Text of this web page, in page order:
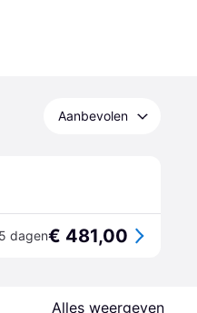
Aanbevolen
dagen€ 481,00
Alles weergeven